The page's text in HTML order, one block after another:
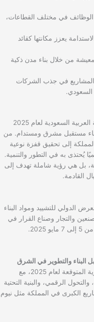
الوظائف في مختلف القطاعات،
يعزز مكانتها كقائد
من خلال بناء مدن ذكية
في جذب الشركات
السعودي.
تُظهر المشاريع الهندسية الضخمة في المملكة العربية السعودية لعام 2025
القيادة الرشيدة بتحقيق رؤية 2030 وبناء مستقبل مشرق ومستدام. من
إلى تحقيق قفزة نوعية
يُحتذى به في التطور والتنمية.
بل هي رؤية شاملة تهدف إلى
القادمة.
الدولي للتشييد ومواد البناء
والتجار وصناع القرار في
مستقبل البناء والتطوير في الشرق
: يناقش هذا المقال الاتجاهات المعمارية المتوقعة لعام 2025، مع
والتحول الرقمي، والبنية التحتية
الكبرى في المملكة مثل نيوم